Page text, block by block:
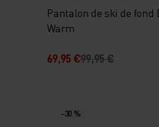
Pantalon de ski de fond
Warm
69,95 €99,95 €
-30 %